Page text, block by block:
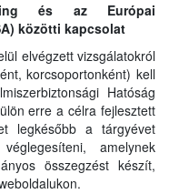
és az Európai
közötti kapcsolat
elvégzett vizsgálatokról
korcsoportonként) kell
Hatóság
erre a célra fejlesztett
legkésőbb a tárgyévet
amelynek
összegzést készít,